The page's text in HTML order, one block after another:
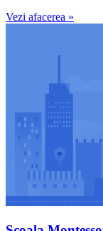
Vezi afacerea »